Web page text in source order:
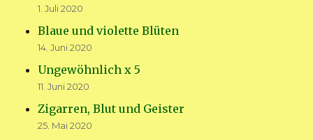
1. Juli 2020
Blaue und violette Blüten
14. Juni 2020
Ungewöhnlich x 5
11. Juni 2020
Zigarren, Blut und Geister
25. Mai 2020